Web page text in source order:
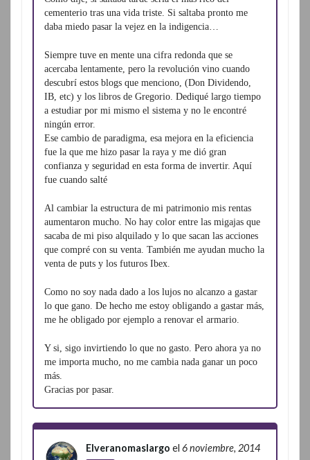
cementerio tras una vida triste. Si saltaba pronto me
daba miedo pasar la vejez en la indigencia…
Siempre tuve en mente una cifra redonda que se
acercaba lentamente, pero la revolución vino cuando
descubrí estos blogs que menciono, (Don Dividendo,
IB, etc) y los libros de Gregorio. Dediqué largo tiempo
a estudiar por mi mismo el sistema y no le encontré
ningún error.
Ese cambio de paradigma, esa mejora en la eficiencia
fue la que me hizo pasar la raya y me dió gran
confianza y seguridad en esta forma de invertir. Aquí
fue cuando salté
Al cambiar la estructura de mi patrimonio mis rentas
aumentaron mucho. No hay color entre las migajas que
sacaba de mi piso alquilado y lo que sacan las acciones
que compré con su venta. También me ayudan mucho la
venta de puts y los futuros Ibex.
Como no soy nada dado a los lujos no alcanzo a gastar
lo que gano. De hecho me estoy obligando a gastar más,
me he obligado por ejemplo a renovar el armario.
Y si, sigo invirtiendo lo que no gasto. Pero ahora ya no
me importa mucho, no me cambia nada ganar un poco
más.
Gracias por pasar.
Elveranomaslargo el 6 noviembre, 2014